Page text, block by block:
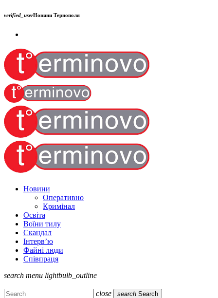
verified_userНовини Тернополя
Новини
Оперативно
Кримінал
Освіта
Воїни тилу
Скандал
Інтерв’ю
Файні люди
Співпраця
search menu lightbulb_outline
close search Search